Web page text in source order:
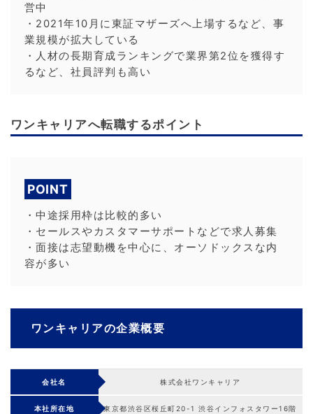
営中
・2021年10月に東証マザーズへ上場するなど、事
業規模が拡大している
・人材の長期育成ランキングで業界第2位を獲得す
るなど、社員評判も高い
ワンキャリアへ転職するポイント
POINT
・中途採用枠は比較的多い
・セールスやカスタマーサポートなどで求人募集
・面接は志望動機を中心に、オーソドックスな内
容が多い
ワンキャリアの企業概要
会社名 株式会社ワンキャリア
本社所在地 東京都渋谷区桜丘町20-1 渋谷インフォスタワー16階